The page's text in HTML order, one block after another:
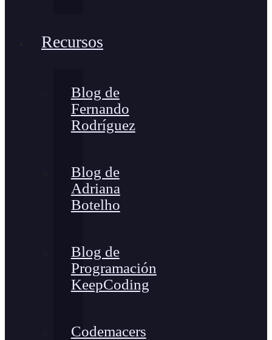
Recursos
Blog de
Fernando
Rodríguez
Blog de
Adriana
Botelho
Blog de
Programación
KeepCoding
Codemacers